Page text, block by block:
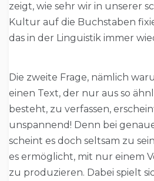
zeigt, wie sehr wir in unserer
Kultur auf die Buchstaben
das in der Linguistik immer
Die zweite Frage, nämlich
einen Text, der nur aus so
besteht, zu verfassen,
unspannend! Denn bei
scheint es doch seltsam zu
es ermöglicht, mit nur einem
zu produzieren. Dabei spielt